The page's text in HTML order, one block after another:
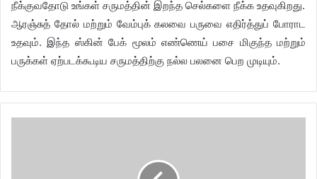
நீக்குவதோடு உங்கள் சருமத்தின் இறந்த செல்களை நீக்க உதவுகிறது.
ஆரஞ்சுத் தோல் மற்றும் வேம்புக் கலவை பருவை எதிர்த்துப் போராட
உதவும். இந்த ஸ்கின் பேக் மூலம் எண்ணெய் பசை மிகுந்த மற்றும்
பருக்கள் ஏற்படக்கூடிய சருமத்திற்கு நல்ல பலனை பெற முடியும்.